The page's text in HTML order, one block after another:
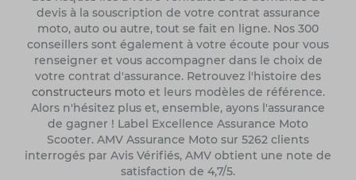
devis à la souscription de votre contrat assurance
moto, auto ou autre, tout se fait en ligne. Nos 300
conseillers sont également à votre écoute pour vous
renseigner et vous accompagner dans le choix de
votre contrat d'assurance. Retrouvez l'histoire des
constructeurs motoet leurs modèles de référence.
Alors n'hésitez plus et, ensemble, ayons l'assurance
de gagner ! Label Excellence Assurance Moto
Scooter. AMV Assurance Moto sur 5262 clients
interrogés par Avis Vérifiés, AMV obtient une note de
satisfaction de 4,7/5.